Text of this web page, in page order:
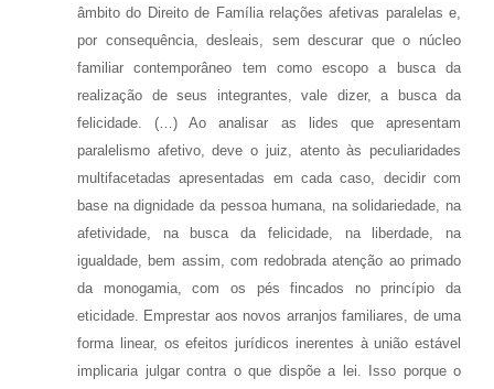
âmbito do Direito de Família relações afetivas paralelas e,
por consequência, desleais, sem descurar que o núcleo
familiar contemporâneo tem como escopo a busca da
realização de seus integrantes, vale dizer, a busca da
felicidade. (…) Ao analisar as lides que apresentam
paralelismo afetivo, deve o juiz, atento às peculiaridades
multifacetadas apresentadas em cada caso, decidir com
base na dignidade da pessoa humana, na solidariedade, na
afetividade, na busca da felicidade, na liberdade, na
igualdade, bem assim, com redobrada atenção ao primado
da monogamia, com os pés fincados no princípio da
eticidade. Emprestar aos novos arranjos familiares, de uma
forma linear, os efeitos jurídicos inerentes à união estável
implicaria julgar contra o que dispõe a lei. Isso porque o